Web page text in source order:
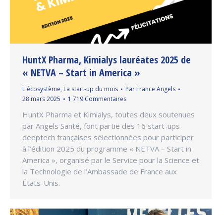
HuntX Pharma, Kimialys lauréates 2025 de
« NETVA – Start in America »
L'écosystème, La start-up du mois Par France Angels
28 mars 2025
1 719 Commentaires
HuntX Pharma et Kimialys, toutes deux soutenues
par Angels Santé, font partie des 16 start-ups
deeptech françaises sélectionnées pour participer
à l’édition 2025 du programme « NETVA – Start in
America », organisé par le Service pour la Science et
la Technologie de l’Ambassade de France aux
États-Unis.